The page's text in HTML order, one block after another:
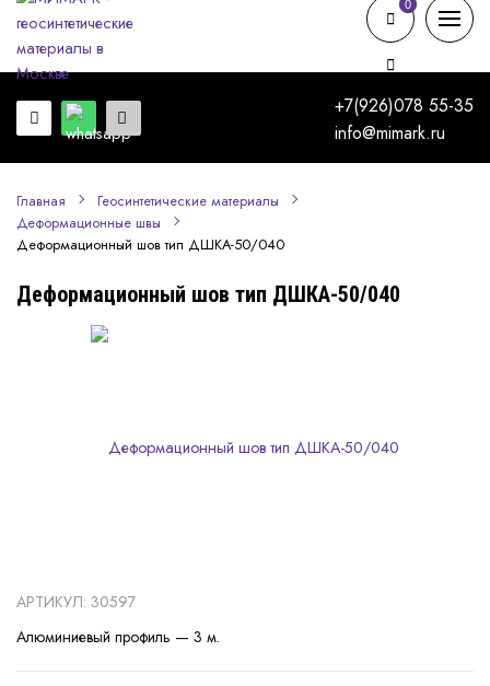
+7(926)078 55-35
info@mimark.ru
0
0
Главная
Геосинтетические материалы
Деформационные швы
Деформационный шов тип ДШКА-50/040
Деформационный шов тип ДШКА-50/040
АРТИКУЛ: 30597
Алюминиевый профиль — 3 м.